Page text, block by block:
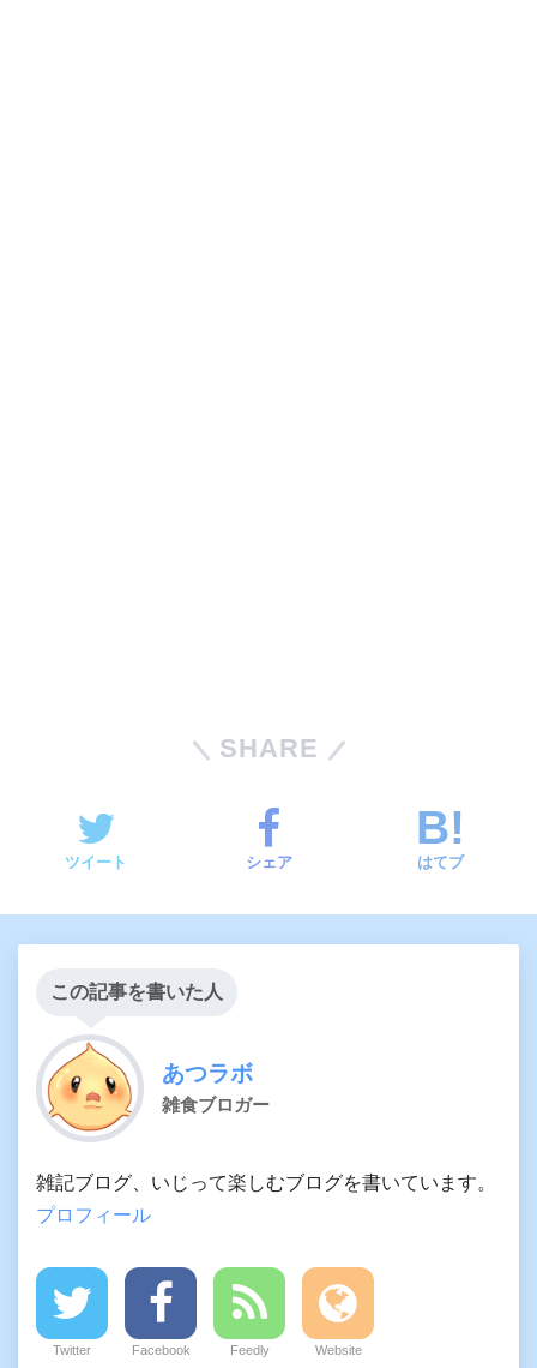
SHARE
ツイート シェア はてブ
この記事を書いた人
あつラボ
雑食ブロガー
雑記ブログ、いじって楽しむブログを書いています。
プロフィール
Twitter Facebook Feedly Website